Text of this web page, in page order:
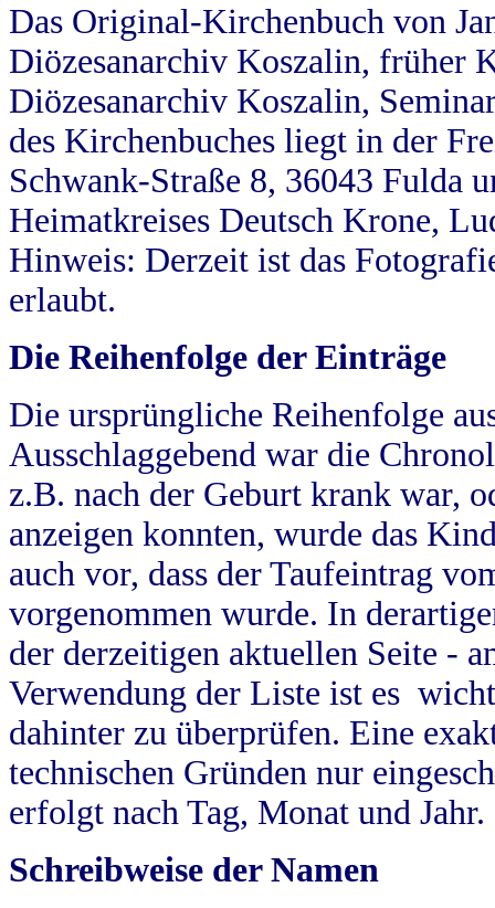
Das Original-Kirchenbuch von
Diözesanarchiv Koszalin, früher
Diözesanarchiv Koszalin,
des Kirchenbuches liegt in der
Schwank-Straße 8, 36043 Fulda
Heimatkreises Deutsch Krone,
Hinweis: Derzeit ist das
erlaubt.
Die Reihenfolge der Einträge
Die ursprüngliche Reihenfolge
Ausschlaggebend war die
z.B. nach der Geburt krank war,
anzeigen konnten, wurde das
auch vor, dass der Taufeintrag
vorgenommen wurde. In
der derzeitigen aktuellen Seite -
Verwendung der Liste ist es
dahinter zu überprüfen. Eine
technischen Gründen nur
erfolgt nach Tag, Monat und Jahr.
Schreibweise der Namen